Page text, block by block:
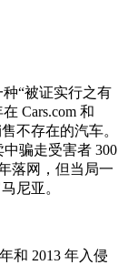
种“被证实行之有
Cars.com 和
不存在的汽车。
骗走受害者 300
落网，但当局一
尼亚。
和 2013 年入侵